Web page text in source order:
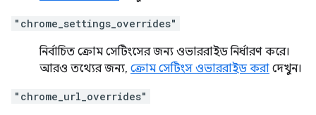
"chrome_settings_overrides"
নির্বাচিত ক্রোম সেটিংসের জন্য ওভাররাইড নির্ধারণ করে।
আরও তথ্যের জন্য, ক্রোম সেটিংস ওভাররাইড করা দেখুন।
"chrome_url_overrides"